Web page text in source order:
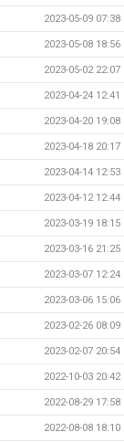
2023-05-09 07:38
2023-05-08 18:56
2023-05-02 22:07
2023-04-24 12:41
2023-04-20 19:08
2023-04-18 20:17
2023-04-14 12:53
2023-04-12 12:44
2023-03-19 18:15
2023-03-16 21:25
2023-03-07 12:24
2023-03-06 15:06
2023-02-26 08:09
2023-02-07 20:54
2022-10-03 20:42
2022-08-29 17:58
2022-08-08 18:10